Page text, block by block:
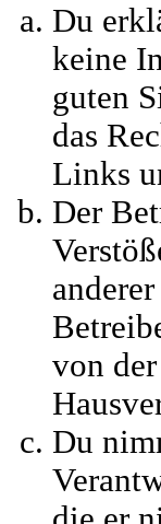
Du
keine
guten
das
Links
Der
von
Du